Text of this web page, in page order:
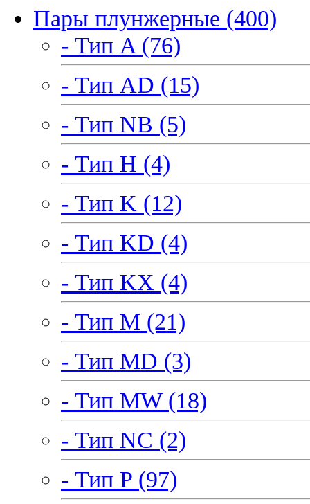
Пары плунжерные (400)
- Тип A (76)
- Тип AD (15)
- Тип NB (5)
- Тип H (4)
- Тип K (12)
- Тип KD (4)
- Тип KX (4)
- Тип M (21)
- Тип MD (3)
- Тип MW (18)
- Тип NC (2)
- Тип P (97)